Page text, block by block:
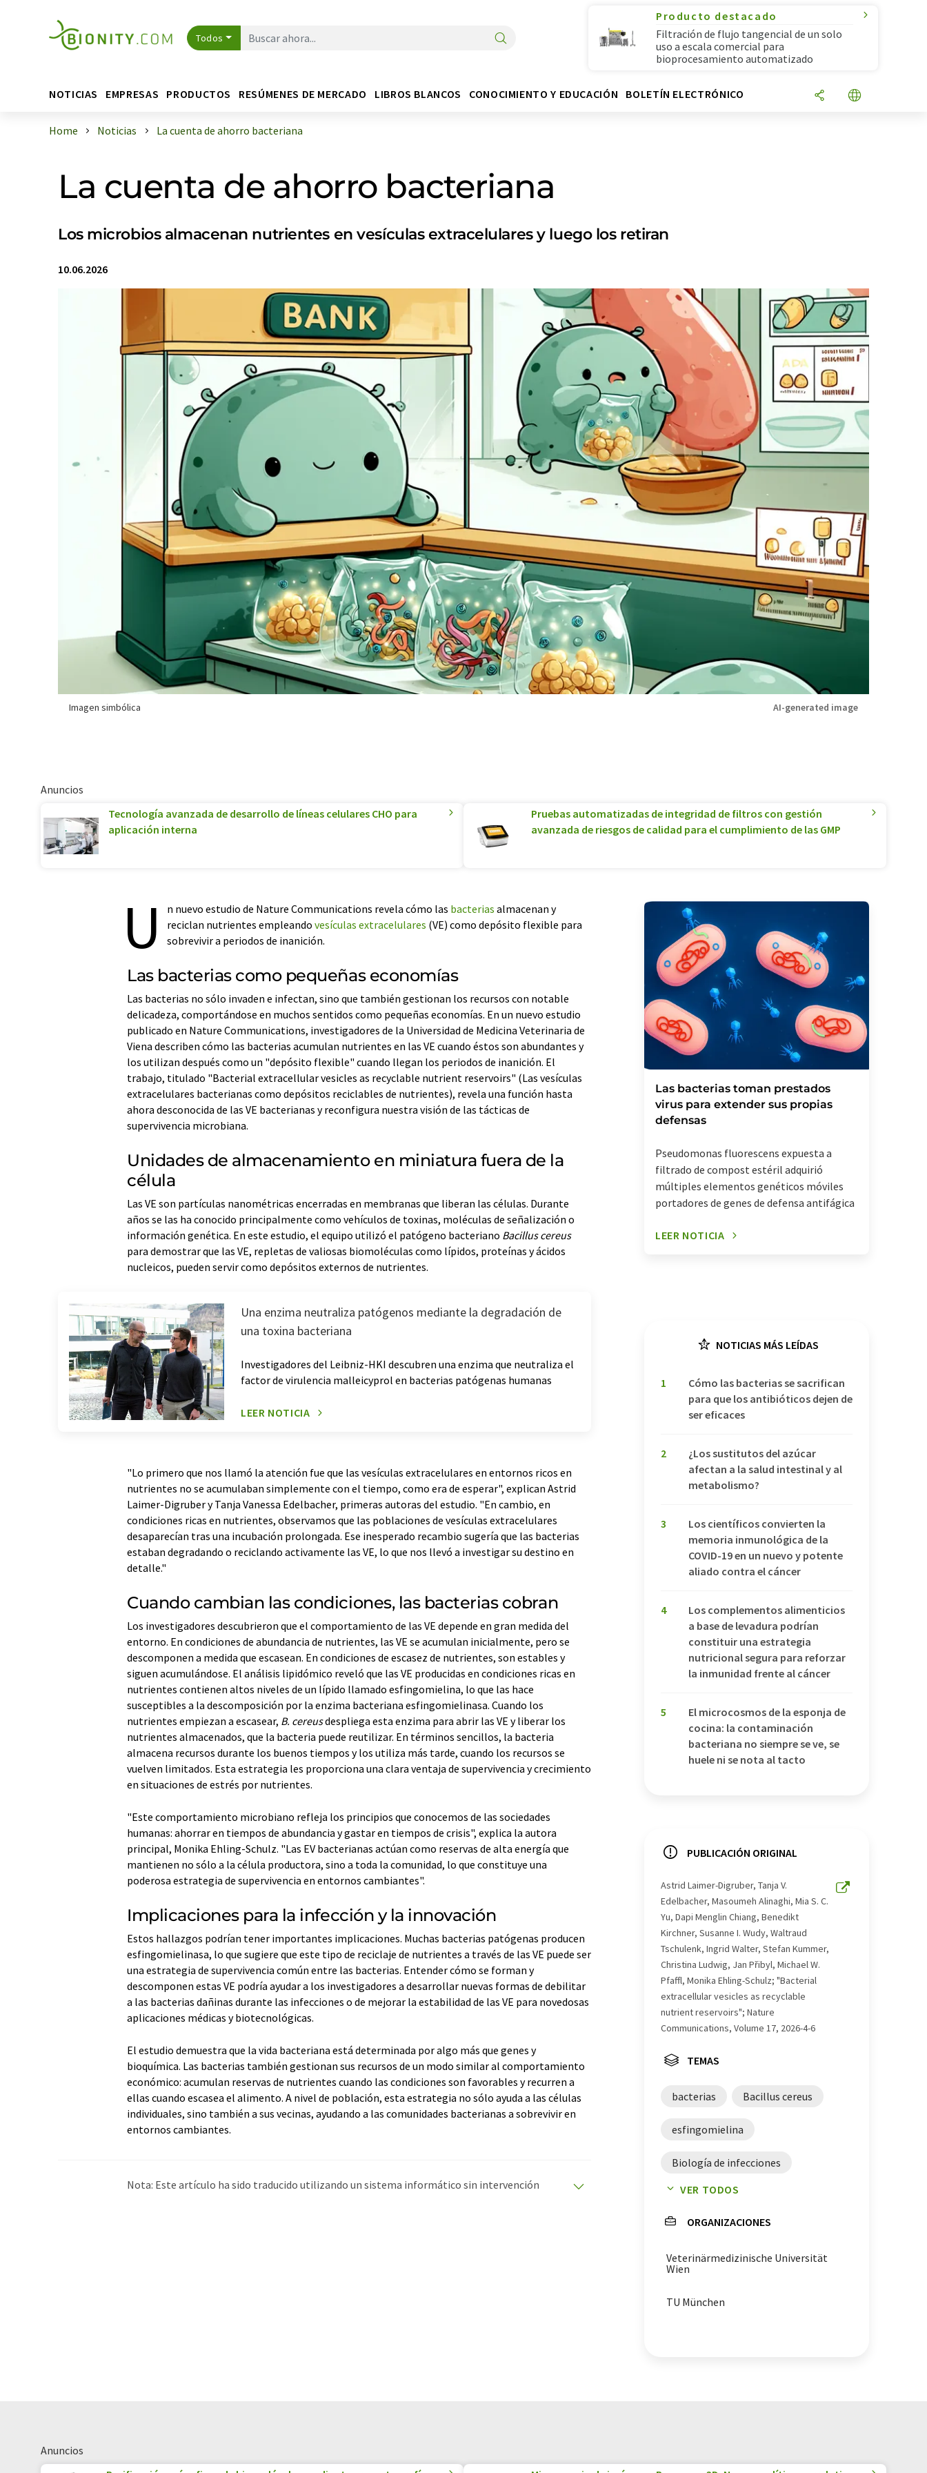
Todos
Producto destacado
Filtración de flujo tangencial de un solo
uso a escala comercial para
bioprocesamiento automatizado
NOTICIAS EMPRESAS PRODUCTOS RESÚMENES DE MERCADO LIBROS BLANCOS CONOCIMIENTO Y EDUCACIÓN BOLETÍN ELECTRÓNICO
Home Noticias La cuenta de ahorro bacteriana
La cuenta de ahorro bacteriana
Los microbios almacenan nutrientes en vesículas extracelulares y luego los retiran
10.06.2026
Imagen simbólica AI-generated image
Anuncios
Tecnología avanzada de desarrollo de líneas celulares CHO para
aplicación interna
Pruebas automatizadas de integridad de filtros con gestión
avanzada de riesgos de calidad para el cumplimiento de las GMP
U n nuevo estudio de Nature Communications revela cómo las bacterias almacenan y
reciclan nutrientes empleando vesículas extracelulares (VE) como depósito flexible para
sobrevivir a periodos de inanición.
Las bacterias como pequeñas economías
Las bacterias no sólo invaden e infectan, sino que también gestionan los recursos con notable
delicadeza, comportándose en muchos sentidos como pequeñas economías. En un nuevo estudio
publicado en Nature Communications, investigadores de la Universidad de Medicina Veterinaria de
Viena describen cómo las bacterias acumulan nutrientes en las VE cuando éstos son abundantes y
los utilizan después como un "depósito flexible" cuando llegan los periodos de inanición. El
trabajo, titulado "Bacterial extracellular vesicles as recyclable nutrient reservoirs" (Las vesículas
extracelulares bacterianas como depósitos reciclables de nutrientes), revela una función hasta
ahora desconocida de las VE bacterianas y reconfigura nuestra visión de las tácticas de
supervivencia microbiana.
Unidades de almacenamiento en miniatura fuera de la
célula
Las VE son partículas nanométricas encerradas en membranas que liberan las células. Durante
años se las ha conocido principalmente como vehículos de toxinas, moléculas de señalización o
información genética. En este estudio, el equipo utilizó el patógeno bacteriano Bacillus cereus
para demostrar que las VE, repletas de valiosas biomoléculas como lípidos, proteínas y ácidos
nucleicos, pueden servir como depósitos externos de nutrientes.
Una enzima neutraliza patógenos mediante la degradación de
una toxina bacteriana
Investigadores del Leibniz-HKI descubren una enzima que neutraliza el
factor de virulencia malleicyprol en bacterias patógenas humanas
LEER NOTICIA
"Lo primero que nos llamó la atención fue que las vesículas extracelulares en entornos ricos en
nutrientes no se acumulaban simplemente con el tiempo, como era de esperar", explican Astrid
Laimer-Digruber y Tanja Vanessa Edelbacher, primeras autoras del estudio. "En cambio, en
condiciones ricas en nutrientes, observamos que las poblaciones de vesículas extracelulares
desaparecían tras una incubación prolongada. Ese inesperado recambio sugería que las bacterias
estaban degradando o reciclando activamente las VE, lo que nos llevó a investigar su destino en
detalle."
Cuando cambian las condiciones, las bacterias cobran
Los investigadores descubrieron que el comportamiento de las VE depende en gran medida del
entorno. En condiciones de abundancia de nutrientes, las VE se acumulan inicialmente, pero se
descomponen a medida que escasean. En condiciones de escasez de nutrientes, son estables y
siguen acumulándose. El análisis lipidómico reveló que las VE producidas en condiciones ricas en
nutrientes contienen altos niveles de un lípido llamado esfingomielina, lo que las hace
susceptibles a la descomposición por la enzima bacteriana esfingomielinasa. Cuando los
nutrientes empiezan a escasear, B. cereusdespliega esta enzima para abrir las VE y liberar los
nutrientes almacenados, que la bacteria puede reutilizar. En términos sencillos, la bacteria
almacena recursos durante los buenos tiempos y los utiliza más tarde, cuando los recursos se
vuelven limitados. Esta estrategia les proporciona una clara ventaja de supervivencia y crecimiento
en situaciones de estrés por nutrientes.
"Este comportamiento microbiano refleja los principios que conocemos de las sociedades
humanas: ahorrar en tiempos de abundancia y gastar en tiempos de crisis", explica la autora
principal, Monika Ehling-Schulz. "Las EV bacterianas actúan como reservas de alta energía que
mantienen no sólo a la célula productora, sino a toda la comunidad, lo que constituye una
poderosa estrategia de supervivencia en entornos cambiantes".
Implicaciones para la infección y la innovación
Estos hallazgos podrían tener importantes implicaciones. Muchas bacterias patógenas producen
esfingomielinasa, lo que sugiere que este tipo de reciclaje de nutrientes a través de las VE puede ser
una estrategia de supervivencia común entre las bacterias. Entender cómo se forman y
descomponen estas VE podría ayudar a los investigadores a desarrollar nuevas formas de debilitar
a las bacterias dañinas durante las infecciones o de mejorar la estabilidad de las VE para novedosas
aplicaciones médicas y biotecnológicas.
El estudio demuestra que la vida bacteriana está determinada por algo más que genes y
bioquímica. Las bacterias también gestionan sus recursos de un modo similar al comportamiento
económico: acumulan reservas de nutrientes cuando las condiciones son favorables y recurren a
ellas cuando escasea el alimento. A nivel de población, esta estrategia no sólo ayuda a las células
individuales, sino también a sus vecinas, ayudando a las comunidades bacterianas a sobrevivir en
entornos cambiantes.
Nota: Este artículo ha sido traducido utilizando un sistema informático sin intervención
Las bacterias toman prestados
virus para extender sus propias
defensas
Pseudomonas fluorescens expuesta a
filtrado de compost estéril adquirió
múltiples elementos genéticos móviles
portadores de genes de defensa antifágica
LEER NOTICIA
NOTICIAS MÁS LEÍDAS
1
Cómo las bacterias se sacrifican
para que los antibióticos dejen de
ser eficaces
2
¿Los sustitutos del azúcar
afectan a la salud intestinal y al
metabolismo?
3
Los científicos convierten la
memoria inmunológica de la
COVID-19 en un nuevo y potente
aliado contra el cáncer
4
Los complementos alimenticios
a base de levadura podrían
constituir una estrategia
nutricional segura para reforzar
la inmunidad frente al cáncer
5
El microcosmos de la esponja de
cocina: la contaminación
bacteriana no siempre se ve, se
huele ni se nota al tacto
PUBLICACIÓN ORIGINAL
Astrid Laimer-Digruber, Tanja V.
Edelbacher, Masoumeh Alinaghi, Mia S. C.
Yu, Dapi Menglin Chiang, Benedikt
Kirchner, Susanne I. Wudy, Waltraud
Tschulenk, Ingrid Walter, Stefan Kummer,
Christina Ludwig, Jan Přibyl, Michael W.
Pfaffl, Monika Ehling-Schulz; "Bacterial
extracellular vesicles as recyclable
nutrient reservoirs"; Nature
Communications, Volume 17, 2026-4-6
TEMAS
bacterias Bacillus cereus
esfingomielina
Biología de infecciones
microbiología
vesículas extracelulares
VER TODOS
ORGANIZACIONES
Veterinärmedizinische Universität
Wien
TU München
Anuncios